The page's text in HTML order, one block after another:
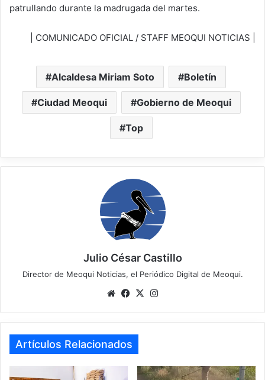
patrullando durante la madrugada del martes.
| COMUNICADO OFICIAL / STAFF MEOQUI NOTICIAS |
Alcaldesa Miriam Soto Boletín
Ciudad Meoqui Gobierno de Meoqui
Top
Julio César Castillo
Director de Meoqui Noticias, el Periódico Digital de Meoqui.
We
te
Fa
bo
ok
X
ra
Artículos Relacionados